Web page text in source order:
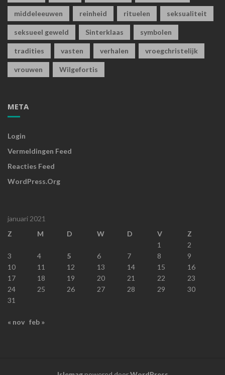
middeleeuwen reinheid rituelen seksualiteit
seksueel geweld Sinterklaas symbolen
tradities vasten verhalen vroegchristelijk
vrouwen Wilgefortis
META
Login
Vermeldingen Feed
Reacties Feed
WordPress.org
januari 2021
Z
M D W D V
Z
1
2
3
4 5 6 7 8
9
10
11 12 13 14 15
16
17
18 19 20 21 22
23
24
25 26 27 28 29
30
31
« nov feb »